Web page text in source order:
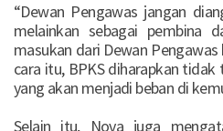
“Dewan Pengawas jangan
melainkan sebagai pembina
masukan dari Dewan
cara itu, BPKS diharapkan
yang akan menjadi beban di
Selain itu, Nova juga